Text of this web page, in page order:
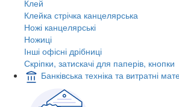
Клей
Клейка стрічка канцелярська
Ножі канцелярські
Ножиці
Інші офісні дрібниці
Скріпки, затискачі для паперів, кнопки
Банківська техніка та витратні